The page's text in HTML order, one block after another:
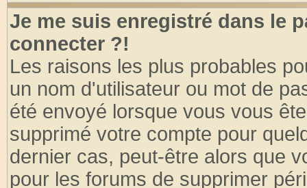
Je me suis enregistré dans le
connecter ?!
Les raisons les plus probables
un nom d'utilisateur ou mot de
été envoyé lorsque vous vous
supprimé votre compte pour
dernier cas, peut-être alors que
pour les forums de supprimer